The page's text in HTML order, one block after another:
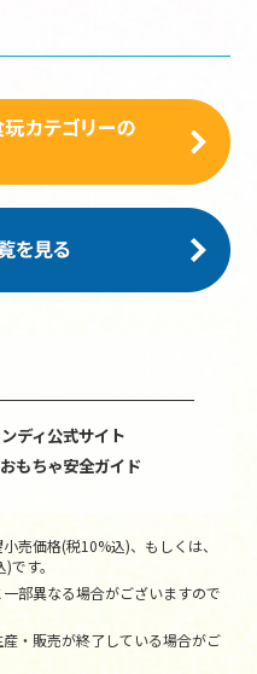
ディ公式サイト
もちゃ安全ガイド
売価格(税10%込)、もしくは、
す。
部異なる場合がございますので
・販売が終了している場合がご